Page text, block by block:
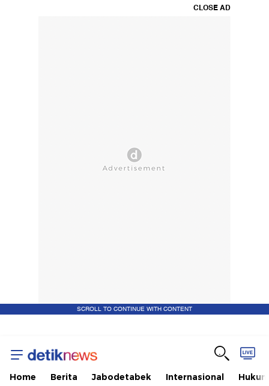
CLOSE AD
SCROLL TO CONTINUE WITH CONTENT
Home Berita Jabodetabek Internasional Hukum